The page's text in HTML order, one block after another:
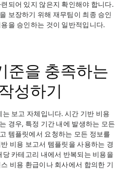
되어 있지 않은지 확인해야 합니다.
보장하기 위해 재무팀이 최종 승인
을 승인하는 것이 일반적입니다.
준을 충족하는
성하기
보고 자체입니다. 시간 기반 비용
경우, 특정 기간 내에 발생하는 모든
템플릿에서 요청하는 모든 정보를
비용 보고서 템플릿을 사용하는 경
당 카테고리 내에서 반복되는 비용을
비용 환급이나 회사에서 합의한 기